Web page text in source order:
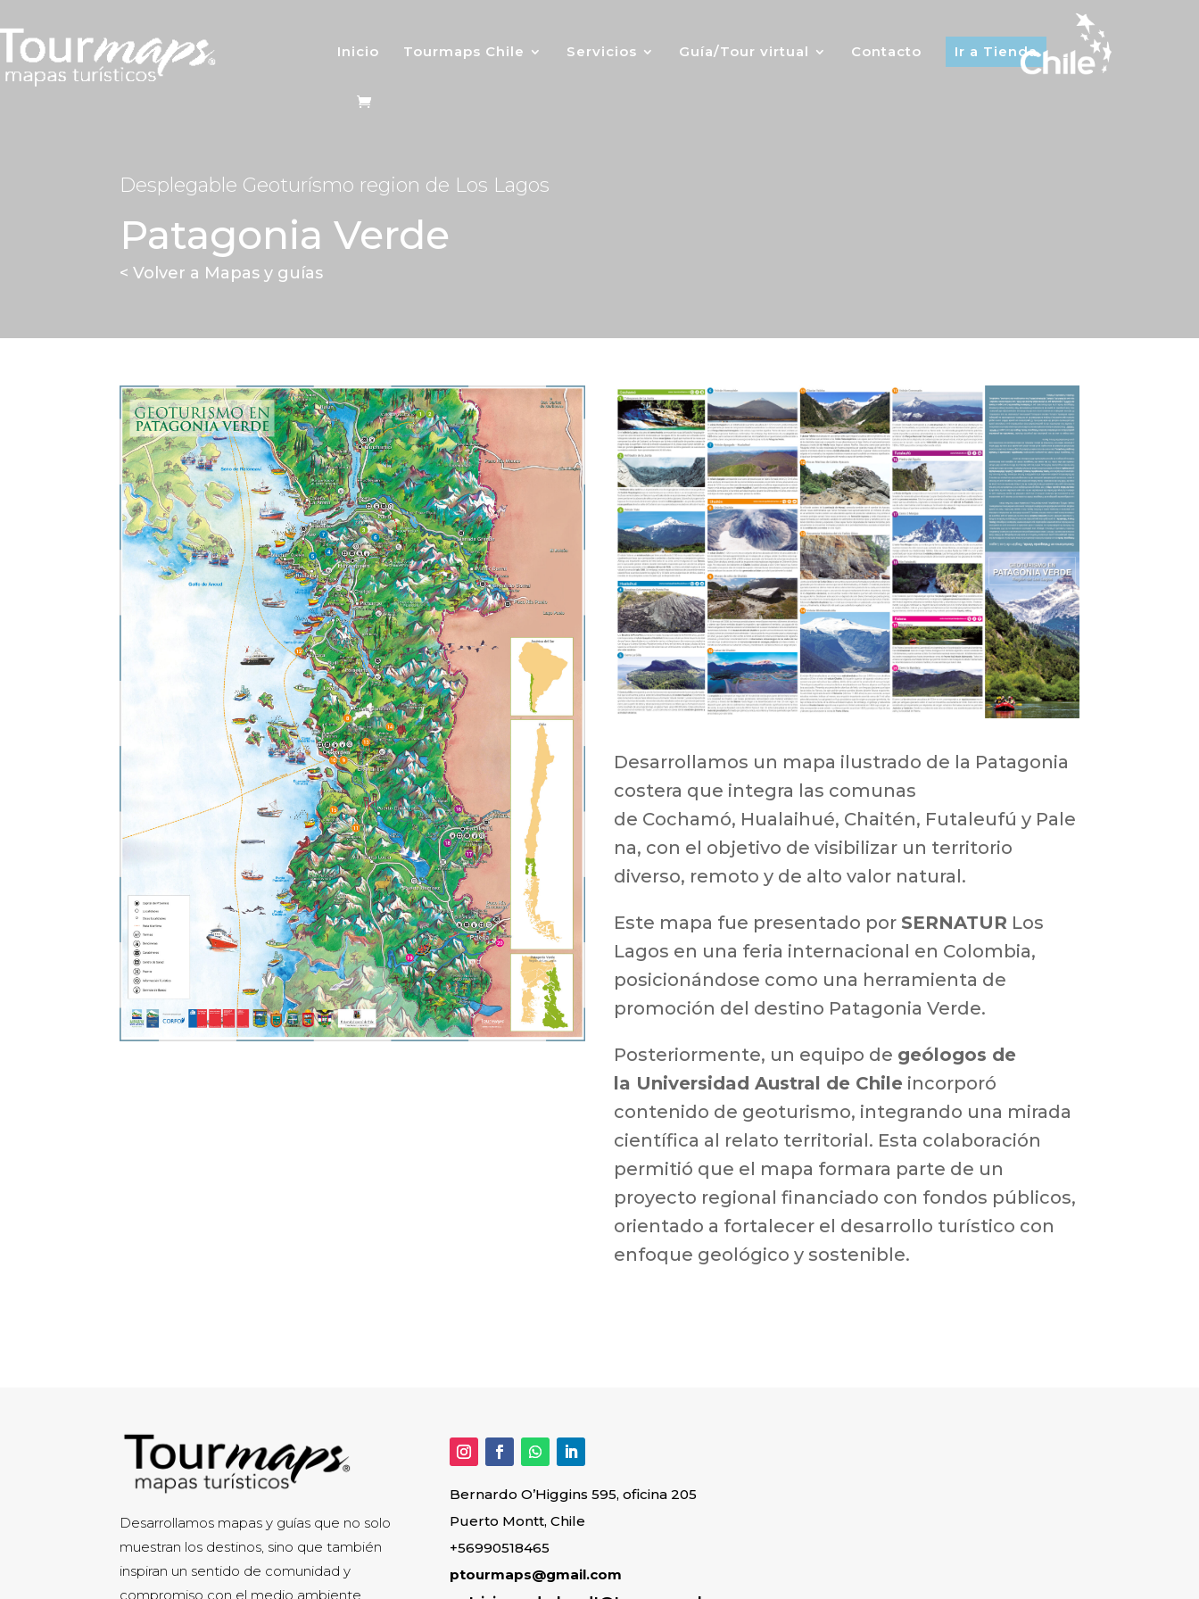
Inicio Tourmaps Chile Servicios Guía/Tour virtual Contacto Ir a Tienda
Desplegable Geoturísmo region de Los Lagos
Patagonia Verde
< Volver a Mapas y guías
Desarrollamos un mapa ilustrado de la Patagonia
costera que integra las comunas
de Cochamó, Hualaihué, Chaitén, Futaleufú y Pale
na, con el objetivo de visibilizar un territorio
diverso, remoto y de alto valor natural.
Este mapa fue presentado por SERNATUR Los
Lagos en una feria internacional en Colombia,
posicionándose como una herramienta de
promoción del destino Patagonia Verde.
Posteriormente, un equipo de geólogos de
la Universidad Austral de Chile incorporó
contenido de geoturismo, integrando una mirada
científica al relato territorial. Esta colaboración
permitió que el mapa formara parte de un
proyecto regional financiado con fondos públicos,
orientado a fortalecer el desarrollo turístico con
enfoque geológico y sostenible.
Desarrollamos mapas y guías que no solo
muestran los destinos, sino que también
inspiran un sentido de comunidad y
compromiso con el medio ambiente.
Bernardo O’Higgins 595, oficina 205
Puerto Montt, Chile
+56990518465
ptourmaps@gmail.com